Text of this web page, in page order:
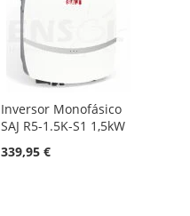
Inversor Monofásico
SAJ R5-1.5K-S1 1,5kW
339,95 €